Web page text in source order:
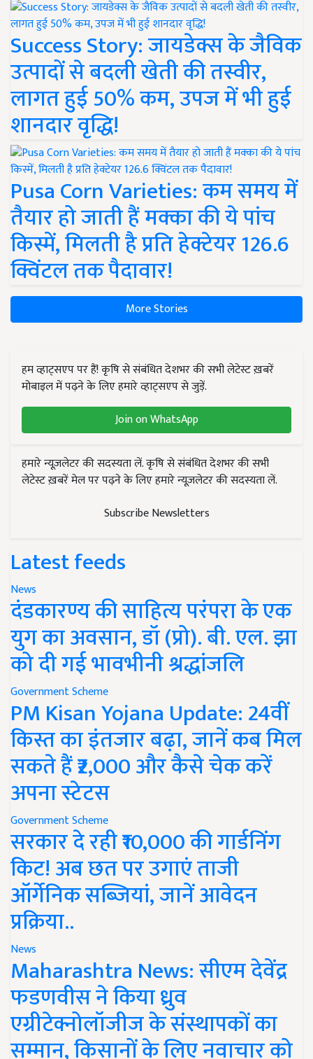
Success Story: जायडेक्स के जैविक
उत्पादों से बदली खेती की तस्वीर,
लागत हुई 50% कम, उपज में भी हुई
शानदार वृद्धि!
Pusa Corn Varieties: कम समय में
तैयार हो जाती हैं मक्का की ये पांच
किस्में, मिलती है प्रति हेक्टेयर 126.6
क्विंटल तक पैदावार!
More Stories
हम व्हाट्सएप पर हैं! कृषि से संबंधित देशभर की सभी लेटेस्ट ख़बरें
मोबाइल में पढ़ने के लिए हमारे व्हाट्सएप से जुड़ें.
Join on WhatsApp
हमारे न्यूज़लेटर की सदस्यता लें. कृषि से संबंधित देशभर की सभी
लेटेस्ट ख़बरें मेल पर पढ़ने के लिए हमारे न्यूज़लेटर की सदस्यता लें.
Subscribe Newsletters
Latest feeds
News
दंडकारण्य की साहित्य परंपरा के एक
युग का अवसान, डॉ (प्रो). बी. एल. झा
को दी गई भावभीनी श्रद्धांजलि
Government Scheme
PM Kisan Yojana Update: 24वीं
किस्त का इंतजार बढ़ा, जानें कब मिल
सकते हैं ₹2,000 और कैसे चेक करें
अपना स्टेटस
Government Scheme
सरकार दे रही ₹10,000 की गार्डनिंग
किट! अब छत पर उगाएं ताजी
ऑर्गेनिक सब्जियां, जानें आवेदन
प्रक्रिया..
News
Maharashtra News: सीएम देवेंद्र
फडणवीस ने किया ध्रुव
एग्रीटेक्नोलॉजीज के संस्थापकों का
सम्मान, किसानों के लिए नवाचार को